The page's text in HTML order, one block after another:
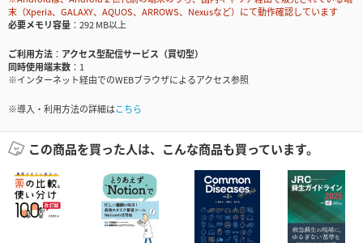
末（Xperia、GALAXY、AQUOS、ARROWS、Nexusなど）にて動作確認しています
必要メモリ容量
292 MB以上
ご利用方法
アクセス型配信サービス（買切型）
同時使用端末数
1
※インターネット経由でのWEBブラウザによるアクセス参照
※導入・利用方法の詳細はこちら
この商品を買った人は、こんな商品も買っています。